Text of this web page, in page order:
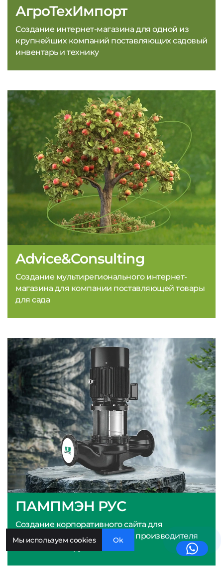
Advice&Consulting
Создание мультирегионального интернет-
магазина для компании поставляющей товары
для сада
АгроТехИмпорт
Создание интернет-магазина для одной из
крупнейших компаний поставляющих садовый
инвентарь и технику
ПАМПМЭН РУС
Создание корпоративного сайта для
представительства мирового производителя
насосного оборудования
Мы используем cookies Ok